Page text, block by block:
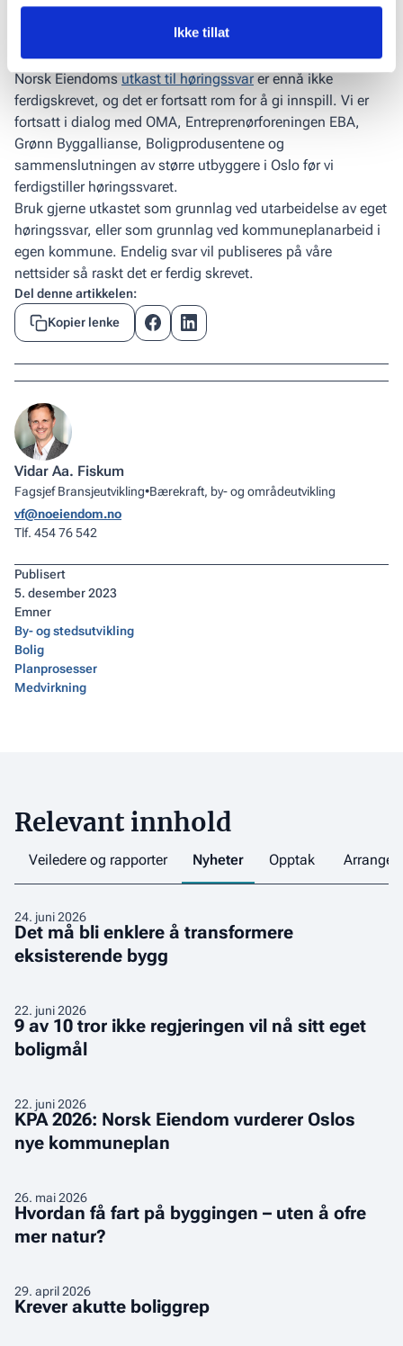
Ikke tillat
Norsk Eiendoms utkast til høringssvarer ennå ikke
ferdigskrevet, og det er fortsatt rom for å gi innspill. Vi er
fortsatt i dialog med OMA, Entreprenørforeningen EBA,
Grønn Byggallianse, Boligprodusentene og
sammenslutningen av større utbyggere i Oslo før vi
ferdigstiller høringssvaret.
Bruk gjerne utkastet som grunnlag ved utarbei­delse av eget
høringssvar, eller som grunnlag ved kommuneplanarbeid i
egen kommune. Endelig svar vil publiseres på våre
nettsider så raskt det er ferdig skrevet.
Del denne artikkelen:
Kopier lenke
Vidar Aa. Fiskum
Fagsjef Bransjeutvikling•Bærekraft, by- og områdeutvikling
vf@noeiendom.no
Tlf. 454 76 542
Publisert
5. desember 2023
Emner
By- og stedsutvikling
Bolig
Planprosesser
Medvirkning
Relevant innhold
Veiledere og rapporter Nyheter Opptak
24. juni 2026
Det må bli enklere å transformere
eksisterende bygg
Det
må
bli
å
transformere
eksisterende
22. juni 2026
9 av 10 tror ikke regjeringen vil nå sitt eget
boligmål
9
av
10
ikke
regjeringen
vil
eget
boligmål
22. juni 2026
KPA 2026: Norsk Eiendom vurderer Oslos
nye kommuneplan
KPA
2026:
Norsk
vurderer
Oslos
nye
26. mai 2026
Hvordan få fart på byggingen – uten å ofre
mer natur?
Hvordan
få
fart
byggingen
–
29. april 2026
Krever akutte boliggrep
Krever
akutte